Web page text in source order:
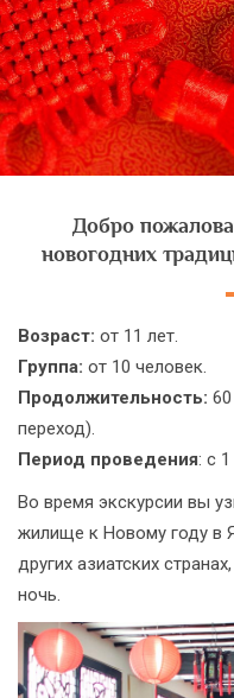
Добро
новогодних
Возраст: от 11 лет.
Группа: от 10 человек.
Продолжительность:
переход).
Период проведения: с
Во время экскурсии вы
жилище к Новому году в
других азиатских
ночь.